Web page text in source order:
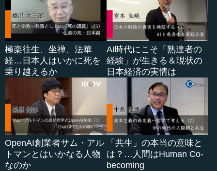
（Organization of American Countries）から、キュー...
極楽往生、坐禅、法華
経…日本人はいかに死を
乗り越えるか
AI時代にこそ「熟達者の
経験」が生きる＆現状の
日本経済の実情は
OpenAI創業者サム・アル
トマンとはいかなる人物
なのか
「共生」の本当の意味と
は？…人間はHuman Co-
becoming